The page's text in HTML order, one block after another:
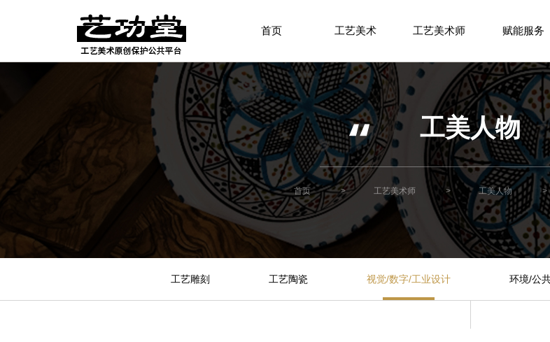
首页 工艺美术 工艺美术师 赋能服务
工美人物
首页 > 工艺美术师 > 工美人物 >
工艺雕刻 工艺陶瓷 视觉/数字/工业设计 环境/公